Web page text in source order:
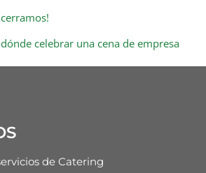
dónde celebrar una cena de empresa
de Catering